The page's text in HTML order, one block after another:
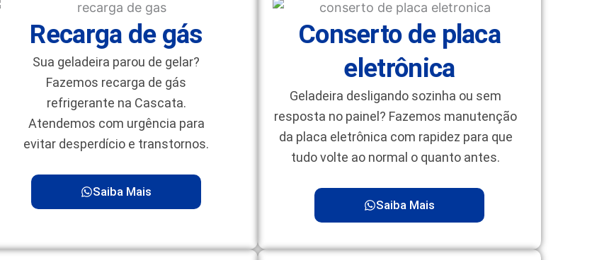
Recarga de gás
Sua geladeira parou de gelar?
Fazemos recarga de gás
refrigerante na Cascata.
Atendemos com urgência para
evitar desperdício e transtornos.
Saiba Mais
Conserto de placa
eletrônica
Geladeira desligando sozinha ou sem
resposta no painel? Fazemos manutenção
da placa eletrônica com rapidez para que
tudo volte ao normal o quanto antes.
Saiba Mais